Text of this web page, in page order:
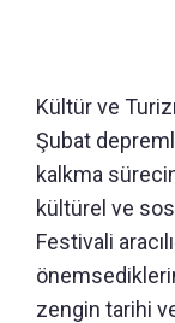
Kültür ve
Şubat
kalkma
kültürel ve
Festivali
zengin tarihi